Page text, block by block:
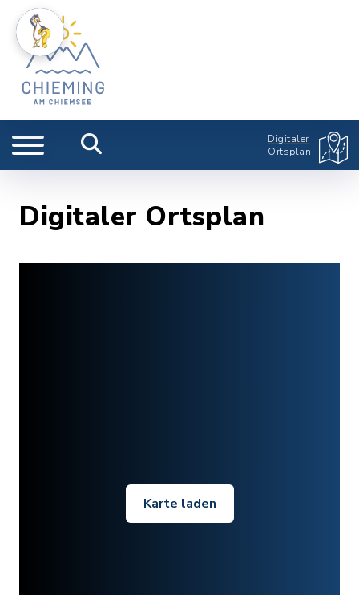
Digitaler
Ortsplan
Digitaler Ortsplan
Karte laden